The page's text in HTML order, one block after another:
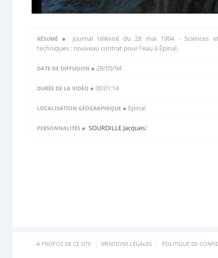
RÉSUMÉ ● Journal télévisé du 28 mai 1994 - Sciences
techniques : nouveau contrat pour l'eau à Épinal.
DATE DE DIFFUSION ● 28/05/94
DURÉE DE LA VIDÉO ● 00:01:14
LOCALISATION GÉOGRAPHIQUE ● Epinal
PERSONNALITÉS ● SOURDILLE Jacques/
A PROPOS DE CE SITE MENTIONS LÉGALES POLITIQUE DE